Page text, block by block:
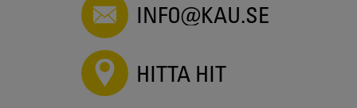
INFO@KAU.SE
HITTA HIT